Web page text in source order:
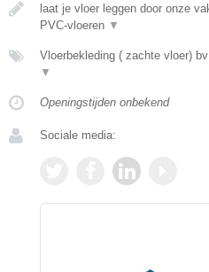
laat je vloer leggen door onze
PVC-vloeren ▼
Vloerbekleding ( zachte vloer)
▼
Openingstijden onbekend
Sociale media: